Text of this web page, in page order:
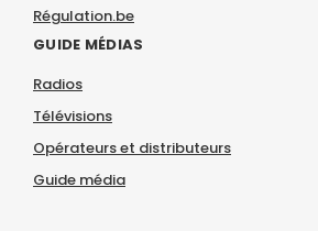
Régulation.be
GUIDE MÉDIAS
Radios
Télévisions
Opérateurs et distributeurs
Guide média